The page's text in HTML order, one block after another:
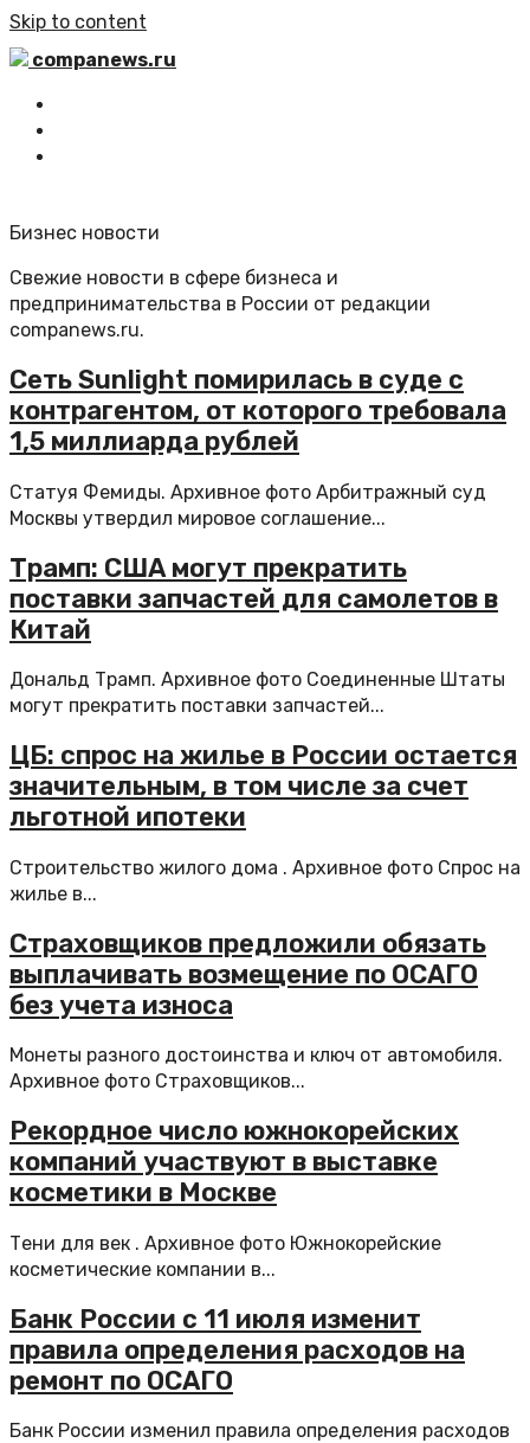
Skip to content
companews.ru
Бизнес новости
Свежие новости в сфере бизнеса и
предпринимательства в России от редакции
companews.ru.
Сеть Sunlight помирилась в суде с
контрагентом, от которого требовала
1,5 миллиарда рублей
Статуя Фемиды. Архивное фото Арбитражный суд
Москвы утвердил мировое соглашение...
Трамп: США могут прекратить
поставки запчастей для самолетов в
Китай
Дональд Трамп. Архивное фото Соединенные Штаты
могут прекратить поставки запчастей...
ЦБ: спрос на жилье в России остается
значительным, в том числе за счет
льготной ипотеки
Строительство жилого дома . Архивное фото Спрос на
жилье в...
Страховщиков предложили обязать
выплачивать возмещение по ОСАГО
без учета износа
Монеты разного достоинства и ключ от автомобиля.
Архивное фото Страховщиков...
Рекордное число южнокорейских
компаний участвуют в выставке
косметики в Москве
Тени для век . Архивное фото Южнокорейские
косметические компании в...
Банк России с 11 июля изменит
правила определения расходов на
ремонт по ОСАГО
Банк России изменил правила определения расходов